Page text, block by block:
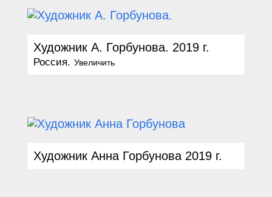
Художник А. Горбунова. 2019 г.
Россия. Увеличить
Художник Анна Горбунова 2019 г.